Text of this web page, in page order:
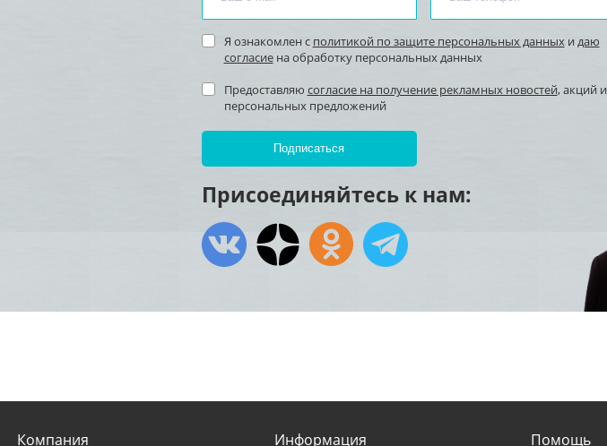
Я ознакомлен с политикой по защите персональных данныхи даю
согласиена обработку персональных данных
Предоставляю согласие на получение рекламных новостей, акций и
персональных предложений
Присоединяйтесь к нам:
Компания Информация Помощь